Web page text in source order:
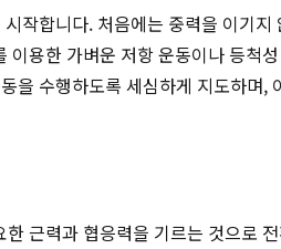
합니다. 처음에는 중력을 이기지
용한 가벼운 저항 운동이나 등척
을 수행하도록 세심하게 지도하며,
근력과 협응력을 기르는 것으로